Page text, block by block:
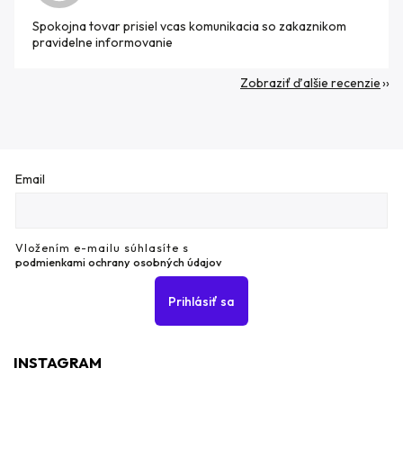
Spokojna tovar prisiel vcas komunikacia so zakaznikom
pravidelne informovanie
Zobraziť ďalšie recenzie
Email
Vložením e-mailu súhlasíte s
podmienkami ochrany osobných údajov
Prihlásiť sa
INSTAGRAM